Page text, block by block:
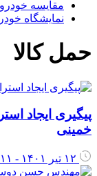
مقایسه خودرو
نمایشگاه
حمل کالا
پیگیری ایجاد
خمینی